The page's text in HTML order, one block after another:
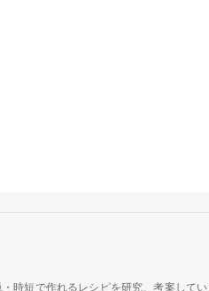
時短で作れるレシピを研究、考案してい